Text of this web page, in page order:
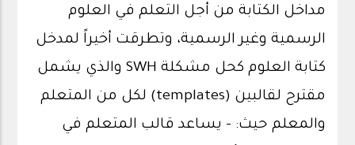
مداخل الكتابة من أجل التعلم في العلوم
الرسمية وغير الرسمية، وتطرقت أخيراً لمدخل
كتابة العلوم كحل مشكلة SWH والذي يشمل
مقترح لقالبين (templates) لكل من المتعلم
والمعلم حيث: - يساعد قالب المتعلم في